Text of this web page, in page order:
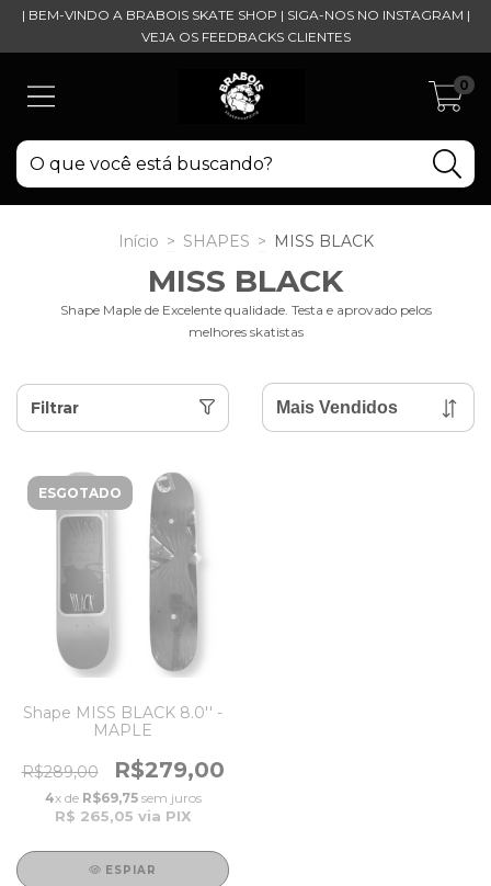
| BEM-VINDO A BRABOIS SKATE SHOP | SIGA-NOS NO INSTAGRAM |
VEJA OS FEEDBACKS CLIENTES
0
Início > SHAPES > MISS BLACK
MISS BLACK
Shape Maple de Excelente qualidade. Testa e aprovado pelos
melhores skatistas
Filtrar
ESGOTADO
Shape MISS BLACK 8.0'' -
MAPLE
R$289,00 R$279,00
4x de R$69,75sem juros
R$ 265,05 via PIX
ESPIAR